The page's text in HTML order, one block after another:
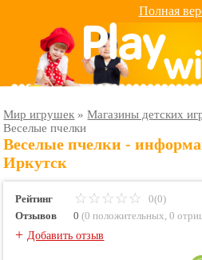
Полная
Мир игрушек »Магазины детских
Веселые пчелки
Веселые пчелки -
Иркутск
Рейтинг
0(0)
Отзывов
0 (0 положительных,0
+Добавить отзыв